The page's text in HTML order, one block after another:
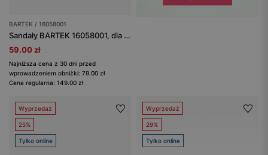
BARTEK / 16058001
Sandały BARTEK 16058001, dla dziewcząt, czarno-szary
59.00 zł
Najniższa cena z 30 dni przed
wprowadzeniem obniżki: 79.00 zł
Cena regularna: 149.00 zł
Wyprzedaż
25%
Tylko online
Wyprzedaż
29%
Tylko online